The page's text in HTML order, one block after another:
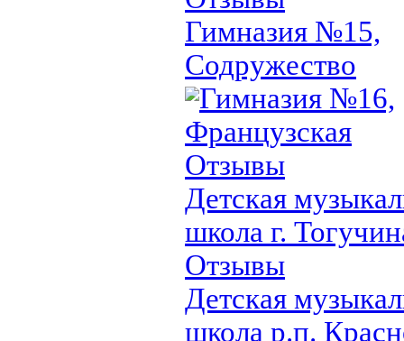
Гимназия №15,
Содружество
Гимназия №16,
Французская
Отзывы
Детская
школа г.
Отзывы
Детская
школа р.п.